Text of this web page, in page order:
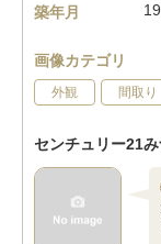
築年月
画像カテゴリ
外観 間取り
センチュリー21